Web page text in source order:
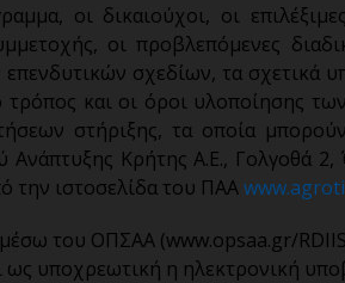
οι δικαιούχοι, οι
οι προβλεπόμενες
σχεδίων, τα σχετικά
και οι όροι υλοποίησης
στήριξης, τα οποία
Ανάπτυξης Κρήτης Α.Ε., Γολγοθά
την ιστοσελίδα του ΠΑΑ
μέσω του ΟΠΣΑΑ (www.opsaa.gr/
ως υποχρεωτική η ηλεκτρονική